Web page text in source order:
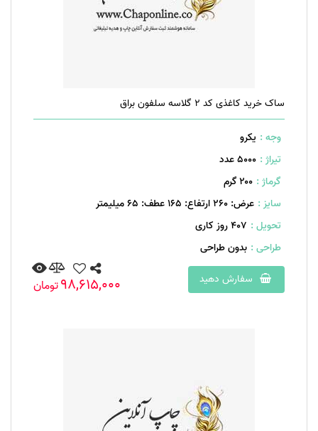
ساک خرید کاغذی کد 2 گلاسه سلفون براق
وجه : یکرو
تیراژ : 5000 عدد
گرماژ : ۲۰۰ گرم
سایز : عرض: 260 ارتفاع: 165 عطف: 65 میلیمتر
تحویل : 407 روز کاری
طراحی : بدون طراحی
سفارش دهید
98,615,000تومان